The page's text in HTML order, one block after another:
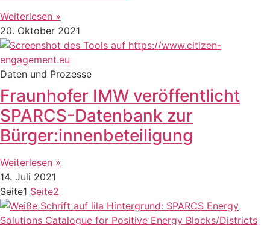
Weiterlesen »
20. Oktober 2021
Daten und Prozesse
Fraunhofer IMW veröffentlicht
SPARCS-Datenbank zur
Bürger:innenbeteiligung
Weiterlesen »
14. Juli 2021
Seite1 Seite2